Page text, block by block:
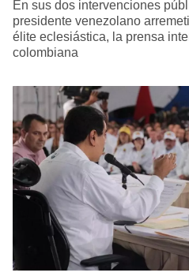
En sus dos intervenciones
presidente venezolano
élite eclesiástica, la prensa
colombiana